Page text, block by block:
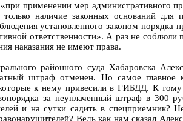
применении мер административного
только наличие законных оснований для
установленного законом порядка
ответственности». А раз не соблюли
наказания не имеют права.
районного суда Хабаровска
штраф отменен. Но самое главное
к нему привесили в ГИБДД. К
за неуплаченный штраф в 300
и на сутки садить в спецприемник?
Ведь как нам сказал